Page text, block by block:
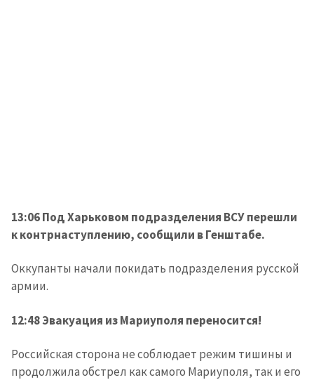
13:06 Под Харьковом подразделения ВСУ перешли
к контрнаступлению, сообщили в Генштабе.
Оккупанты начали покидать подразделения русской
армии.
12:48 Эвакуация из Мариуполя переносится!
Российская сторона не соблюдает режим тишины и
продолжила обстрел как самого Мариуполя, так и его